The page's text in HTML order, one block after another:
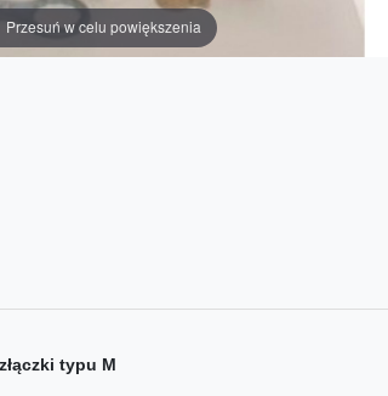
Przesuń w celu powiększenia
typu M